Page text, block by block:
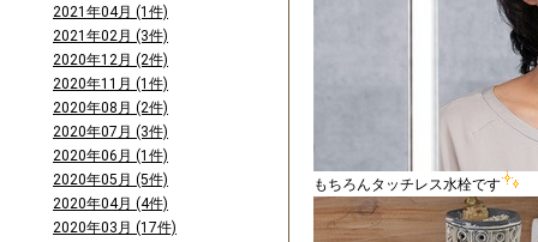
もちろんタッチレス水栓です
2021年04月 (1件)
2021年02月 (3件)
2020年12月 (2件)
2020年11月 (1件)
2020年08月 (2件)
2020年07月 (3件)
2020年06月 (1件)
2020年05月 (5件)
2020年04月 (4件)
2020年03月 (17件)